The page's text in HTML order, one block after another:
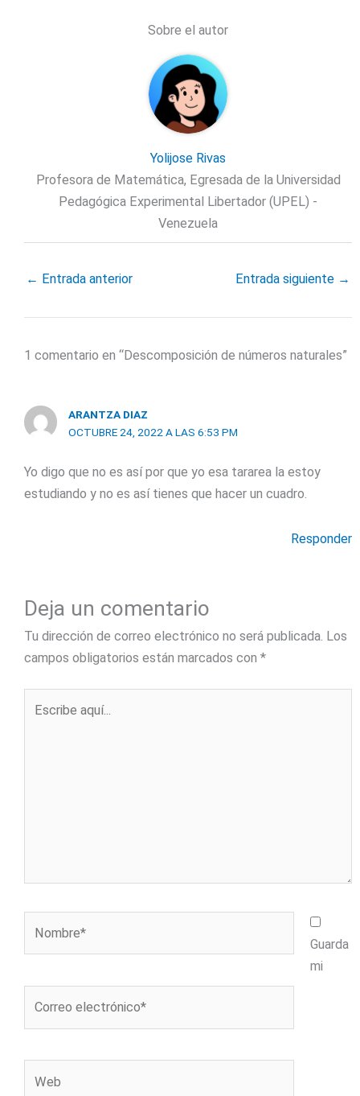
Sobre el autor
Yolijose Rivas
Profesora de Matemática, Egresada de la Universidad
Pedagógica Experimental Libertador (UPEL) -
Venezuela
← Entrada anterior Entrada siguiente →
1 comentario en “Descomposición de números naturales”
ARANTZA DIAZ
OCTUBRE 24, 2022 A LAS 6:53 PM
Yo digo que no es así por que yo esa tararea la estoy
estudiando y no es así tienes que hacer un cuadro.
Responder
Deja un comentario
Tu dirección de correo electrónico no será publicada. Los
campos obligatorios están marcados con *
Guarda
mi